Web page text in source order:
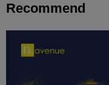
Recommend